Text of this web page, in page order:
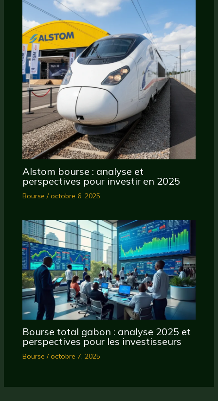
Alstom bourse : analyse et
perspectives pour investir en 2025
Bourse /octobre 6, 2025
Bourse total gabon : analyse 2025 et
perspectives pour les investisseurs
Bourse /octobre 7, 2025